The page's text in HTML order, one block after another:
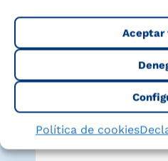
Aceptar
Política de cookies
Encuentra tu
Explora nuestra gama
producto perfecto
vida y la de